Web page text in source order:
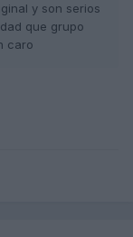
y son serios
que grupo
caro